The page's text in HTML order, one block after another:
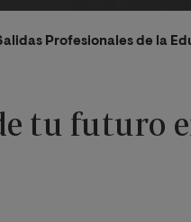
Profesionales de la
tu futuro